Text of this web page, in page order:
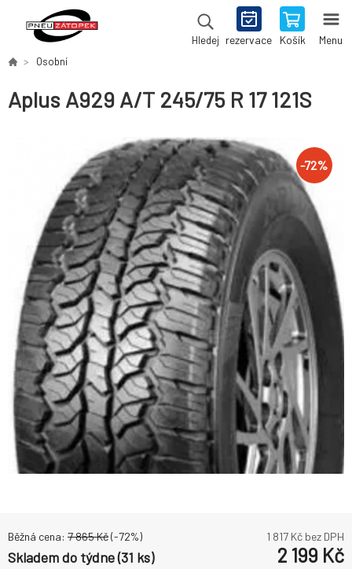
Hledej rezervace Košík Menu
Osobní
Aplus A929 A/T 245/75 R 17 121S
-72%
Běžná cena: 7 865Kč(-72%) 1 817 Kč bez DPH
Skladem do týdne (31 ks) 2 199 Kč